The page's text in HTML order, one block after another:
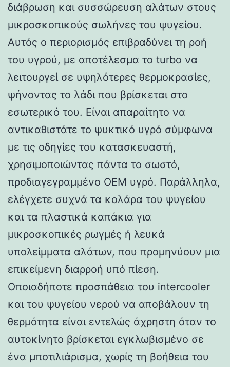
διάβρωση και συσσώρευση αλάτων στους
μικροσκοπικούς σωλήνες του ψυγείου.
Αυτός ο περιορισμός επιβραδύνει τη ροή
του υγρού, με αποτέλεσμα το turbo να
λειτουργεί σε υψηλότερες θερμοκρασίες,
ψήνοντας το λάδι που βρίσκεται στο
εσωτερικό του. Είναι απαραίτητο να
αντικαθιστάτε το ψυκτικό υγρό σύμφωνα
με τις οδηγίες του κατασκευαστή,
χρησιμοποιώντας πάντα το σωστό,
προδιαγεγραμμένο OEM υγρό. Παράλληλα,
ελέγχετε συχνά τα κολάρα του ψυγείου
και τα πλαστικά καπάκια για
μικροσκοπικές ρωγμές ή λευκά
υπολείμματα αλάτων, που προμηνύουν μια
επικείμενη διαρροή υπό πίεση.
Οποιαδήποτε προσπάθεια του intercooler
και του ψυγείου νερού να αποβάλουν τη
θερμότητα είναι εντελώς άχρηστη όταν το
αυτοκίνητο βρίσκεται εγκλωβισμένο σε
ένα μποτιλιάρισμα, χωρίς τη βοήθεια του